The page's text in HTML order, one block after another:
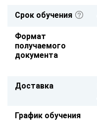
Срок обучения
Формат
получаемого
документа
Доставка
График обучения